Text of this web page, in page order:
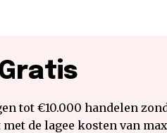
tot €10.000 handelen
de lagee kosten van